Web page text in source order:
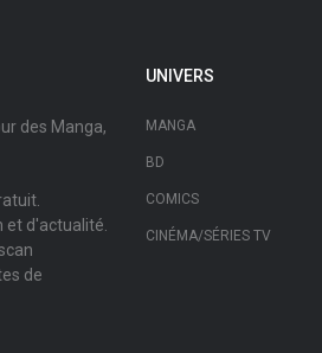
des Manga,
et d'actualité.
de
UNIVERS
MANGA
BD
COMICS
CINÉMA/SÉRIES TV